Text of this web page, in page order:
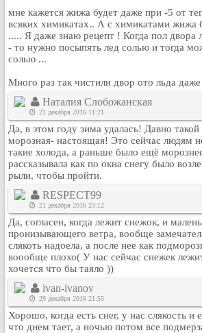
Кулинария
Физкультура и спорт
Видео и Кино
Космос
Домашние питомцы
Медицина
Компьютер
Ещё
Пользователи / Поиск
Группы
Норм
Музыкальный архив
Видео архив
Дело
Организации
Объявления
Рейтинг сайтов
мне кажется жижа будет даже при -5 от
всяких химикатах.. А с химикатами жижа
..... Я даже знаю рецепт ! Когда пол двора
- то нужно посыпять лед солью и тогда
солью ...
Много раз так чистили двор ото льда
Наталия Слобожанская
21 декабря 2016 11:21
Да, в этом году зима удалась! Давно
морозная- настоящая! Это сейчас людям
такие холода, а раньше было ещё
рассказывала как по окна снегу было
рыли, чтобы пройти.
RESPECT99
21 декабря 2016 23:12
Да, согласен, когда лежит снежок, и
пронизывающего ветра, вообще
слякоть надоела, а после нее как
воообще плохо( У нас сейчас снежек
хочется что бы таяло ))
ivan-ivanov
29 декабря 2016 21:55
Хорошо, когда есть снег, у нас слякость
что днем тает, а ночью потом все